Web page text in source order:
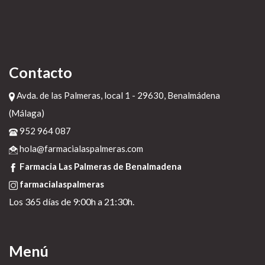
Contacto
Avda. de las Palmeras, local 1 - 29630, Benalmádena
(Málaga)
952 964 087
hola@farmacialaspalmeras.com
Farmacia Las Palmeras de Benalmadena
farmacialaspalmeras
Los 365 días de 9:00h a 21:30h.
Menú